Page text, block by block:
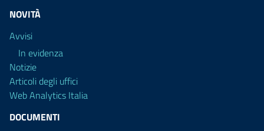
NOVITÀ
Avvisi
In evidenza
Notizie
Articoli degli uffici
Web Analytics Italia
DOCUMENTI